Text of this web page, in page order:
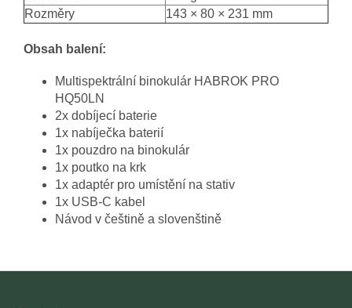
Rozměry
143 × 80 × 231 mm
Obsah balení:
Multispektrální binokulár HABROK PRO
HQ50LN
2x dobíjecí baterie
1x nabíječka baterií
1x pouzdro na binokulár
1x poutko na krk
1x adaptér pro umístění na stativ
1x USB-C kabel
Návod v češtině a slovenštině